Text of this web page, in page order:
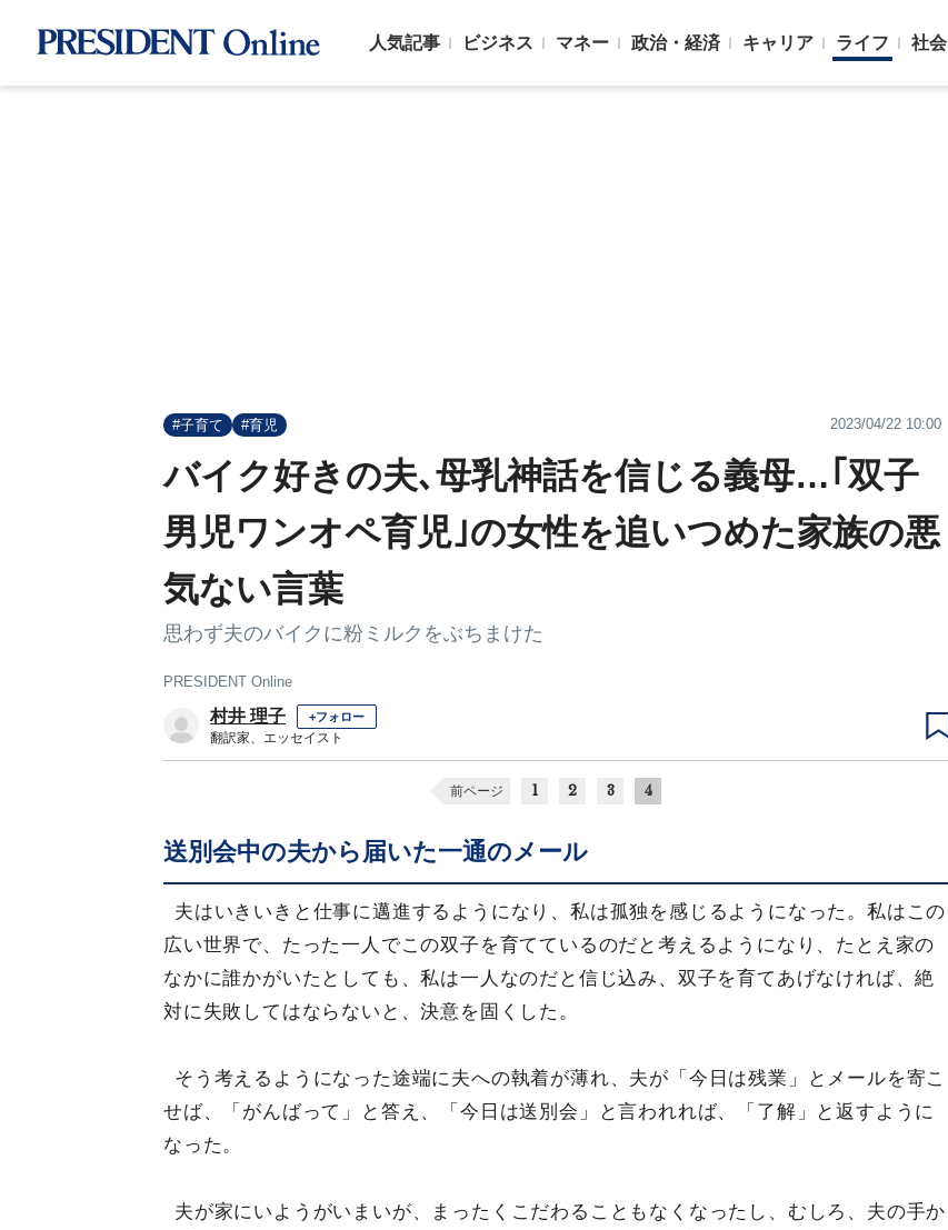
人気記事 ビジネス マネー 政治・経済 キャリア ライフ 社会
#子育て #育児 2023/04/22 10:00
バイク好きの夫､母乳神話を信じる義母…｢双子
男児ワンオペ育児｣の女性を追いつめた家族の悪
気ない言葉
思わず夫のバイクに粉ミルクをぶちまけた
PRESIDENT Online
村井 理子 +フォロー
翻訳家、エッセイスト
前ページ 1 2 3 4
送別会中の夫から届いた一通のメール
夫はいきいきと仕事に邁進するようになり、私は孤独を感じるようになった。私はこの
広い世界で、たった一人でこの双子を育てているのだと考えるようになり、たとえ家の
なかに誰かがいたとしても、私は一人なのだと信じ込み、双子を育てあげなければ、絶
対に失敗してはならないと、決意を固くした。
そう考えるようになった途端に夫への執着が薄れ、夫が「今日は残業」とメールを寄こ
せば、「がんばって」と答え、「今日は送別会」と言われれば、「了解」と返すように
なった。
夫が家にいようがいまいが、まったくこだわることもなくなったし、むしろ、夫の手か